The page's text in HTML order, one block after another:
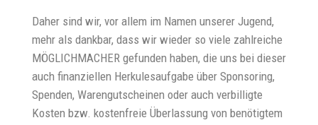
Daher sind wir, vor allem im Namen unserer Jugend,
mehr als dankbar, dass wir wieder so viele zahlreiche
MÖGLICHMACHER gefunden haben, die uns bei dieser
auch finanziellen Herkulesaufgabe über Sponsoring,
Spenden, Warengutscheinen oder auch verbilligte
Kosten bzw. kostenfreie Überlassung von benötigtem